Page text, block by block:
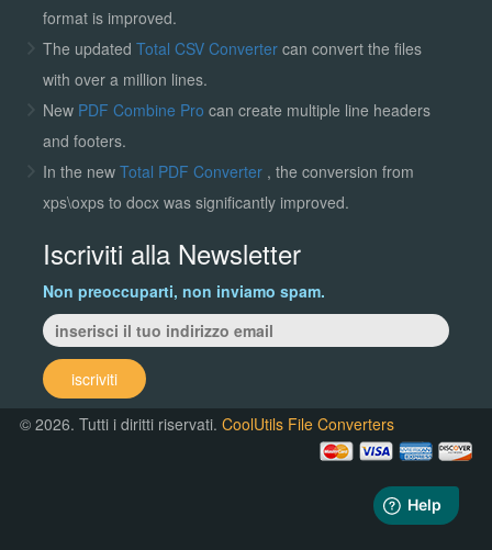
format is improved.
The updated Total CSV Convertercan convert the files
with over a million lines.
New PDF Combine Pro can create multiple line headers
and footers.
In the new Total PDF Converter , the conversion from
xps\oxps to docx was significantly improved.
Iscriviti alla Newsletter
Non preoccuparti, non inviamo spam.
iscriviti
© 2026. Tutti i diritti riservati.CoolUtils File Converters